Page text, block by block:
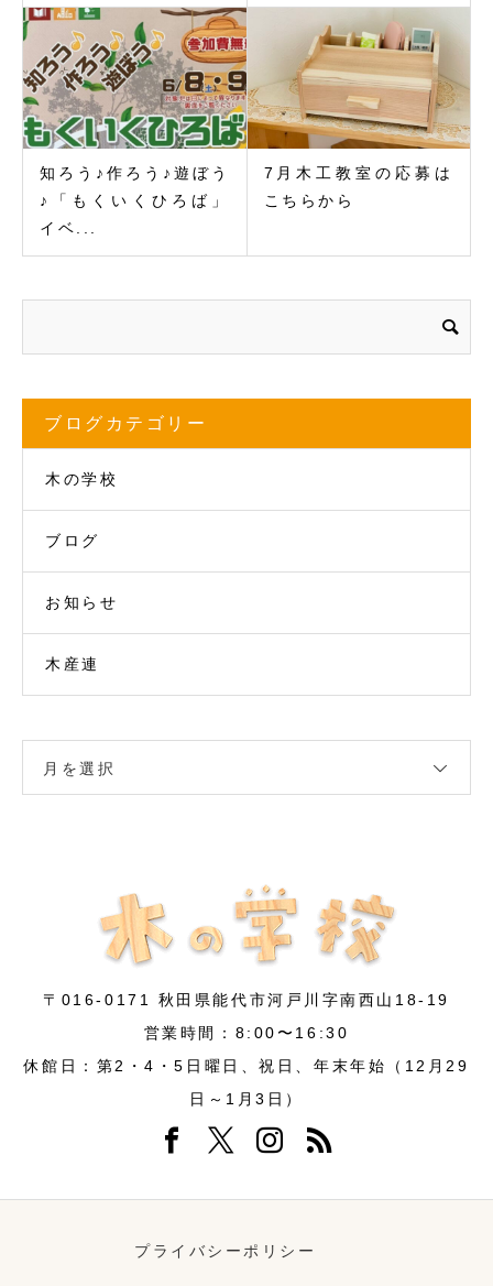
知ろう♪作ろう♪遊ぼう
♪「もくいくひろば」
イベ...
7月木工教室の応募は
こちらから
ブログカテゴリー
木の学校
ブログ
お知らせ
木産連
月を選択
〒016-0171 秋田県能代市河戸川字南西山18-19
営業時間：8:00〜16:30
休館日：第2・4・5日曜日、祝日、年末年始（12月29
日～1月3日）
プライバシーポリシー